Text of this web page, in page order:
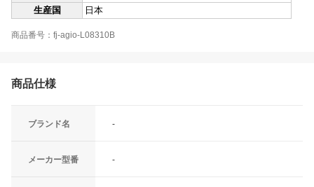
生産国
日本
商品番号：fj-agio-L08310B
商品仕様
ブランド名 -
メーカー型番 -